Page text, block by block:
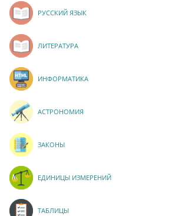
РУССКИЙ ЯЗЫК
ЛИТЕРАТУРА
ИНФОРМАТИКА
АСТРОНОМИЯ
ЗАКОНЫ
ЕДИНИЦЫ ИЗМЕРЕНИЙ
ТАБЛИЦЫ